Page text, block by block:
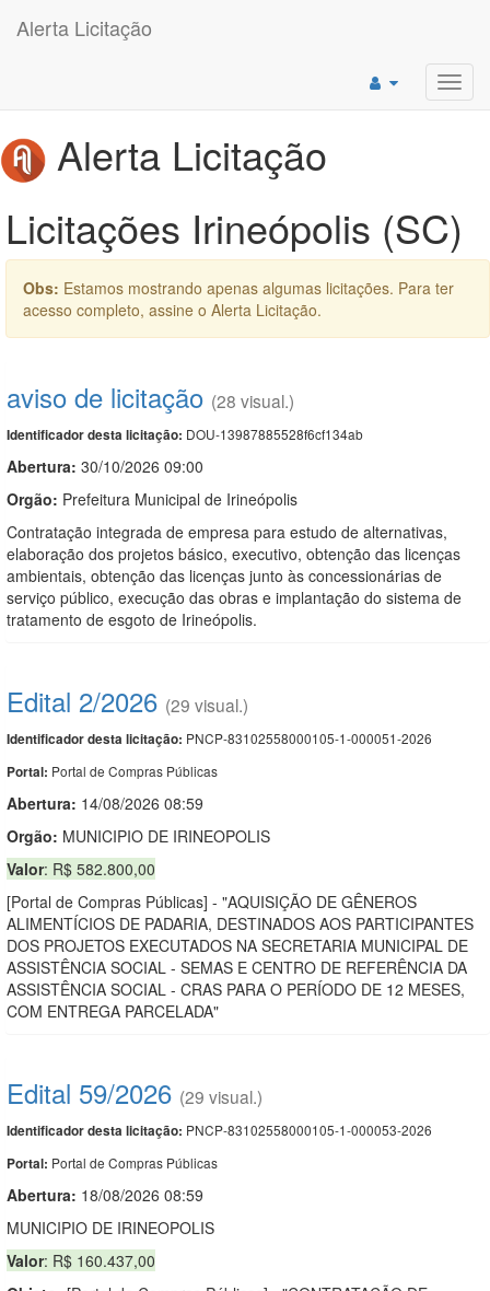
Alerta Licitação
Alerta Licitação
Licitações Irineópolis (SC)
Obs: Estamos mostrando apenas algumas licitações. Para ter
acesso completo, assine o Alerta Licitação.
aviso de licitação (28 visual.)
Identificador desta licitação: DOU-13987885528f6cf134ab
Abertura: 30/10/2026 09:00
Orgão: Prefeitura Municipal de Irineópolis
Contratação integrada de empresa para estudo de alternativas,
elaboração dos projetos básico, executivo, obtenção das licenças
ambientais, obtenção das licenças junto às concessionárias de
serviço público, execução das obras e implantação do sistema de
tratamento de esgoto de Irineópolis.
Edital 2/2026 (29 visual.)
Identificador desta licitação: PNCP-83102558000105-1-000051-2026
Portal: Portal de Compras Públicas
Abertura: 14/08/2026 08:59
Orgão: MUNICIPIO DE IRINEOPOLIS
Valor: R$ 582.800,00
[Portal de Compras Públicas] - "AQUISIÇÃO DE GÊNEROS
ALIMENTÍCIOS DE PADARIA, DESTINADOS AOS PARTICIPANTES
DOS PROJETOS EXECUTADOS NA SECRETARIA MUNICIPAL DE
ASSISTÊNCIA SOCIAL - SEMAS E CENTRO DE REFERÊNCIA DA
ASSISTÊNCIA SOCIAL - CRAS PARA O PERÍODO DE 12 MESES,
COM ENTREGA PARCELADA"
Edital 59/2026 (29 visual.)
Identificador desta licitação: PNCP-83102558000105-1-000053-2026
Portal: Portal de Compras Públicas
Abertura: 18/08/2026 08:59
MUNICIPIO DE IRINEOPOLIS
Valor: R$ 160.437,00